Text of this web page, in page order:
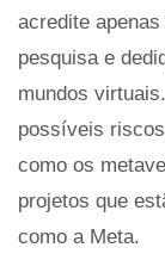
acredite
pesquisa e
mundos
possíveis
como os
projetos que
como a Meta.